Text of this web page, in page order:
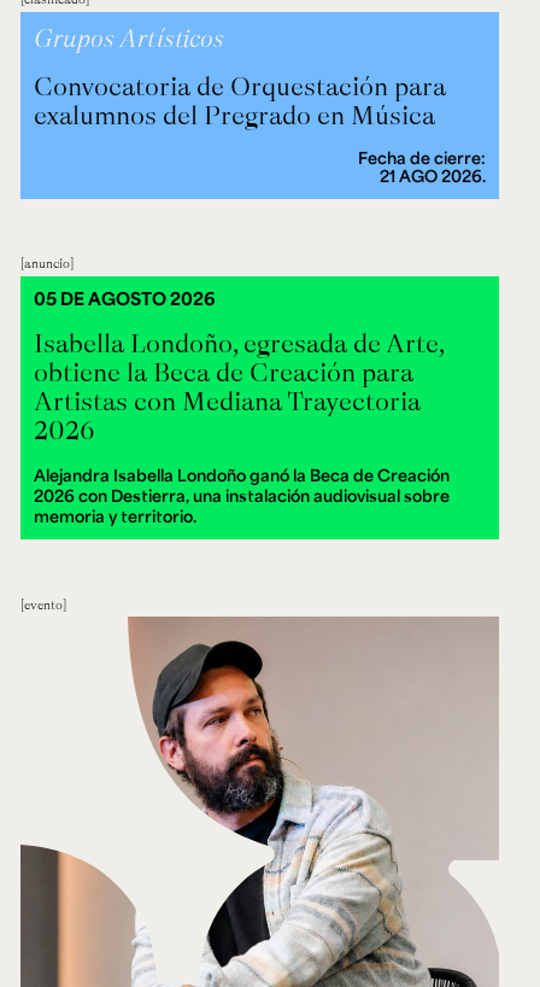
Grupos Artísticos
Convocatoria de Orquestación para
exalumnos del Pregrado en Música
Fecha de cierre:
21 AGO 2026.
anuncio
Isabella Londoño, egresada de Arte,
obtiene la Beca de Creación para
Artistas con Mediana Trayectoria
2026
Alejandra Isabella Londoño ganó la Beca de Creación
2026 con Destierra, una instalación audiovisual sobre
memoria y territorio.
05 DE AGOSTO 2026
evento